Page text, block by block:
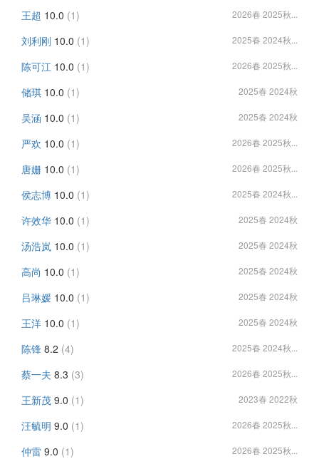
王超 10.0 (1) 2026春 2025秋...
刘利刚 10.0 (1) 2025春 2024秋...
陈可江 10.0 (1) 2026春 2025秋...
储琪 10.0 (1) 2025春 2024秋
吴涵 10.0 (1) 2025春 2024秋
严欢 10.0 (1) 2026春 2025秋...
唐姗 10.0 (1) 2026春 2025秋...
侯志博 10.0 (1) 2025春 2024秋...
许效华 10.0 (1) 2025春 2024秋
汤浩岚 10.0 (1) 2025春 2024秋
高尚 10.0 (1) 2025春 2024秋
吕琳媛 10.0 (1) 2025春 2024秋
王洋 10.0 (1) 2025春 2024秋
陈锋 8.2 (4) 2025春 2024秋...
蔡一夫 8.3 (3) 2026春 2025秋...
王新茂 9.0 (1) 2023春 2022秋
汪毓明 9.0 (1) 2026春 2025秋...
仲雷 9.0 (1) 2026春 2025秋...